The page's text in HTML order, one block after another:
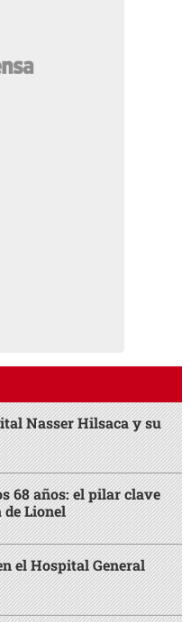
Nasser Hilsaca y su
68 años: el pilar clave
de Lionel
el Hospital General